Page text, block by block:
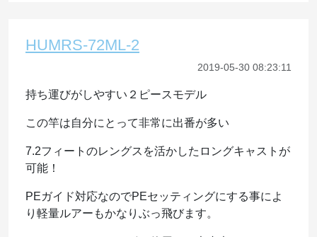
HUMRS-72ML-2
2019-05-30 08:23:11
持ち運びがしやすい２ピースモデル
この竿は自分にとって非常に出番が多い
7.2フィートのレングスを活かしたロングキャストが
可能！
PEガイド対応なのでPEセッティングにする事によ
り軽量ルアーもかなりぶっ飛びます。